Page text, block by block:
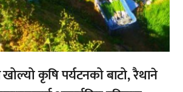
कृषि पर्यटनको बाटो, रैथाने